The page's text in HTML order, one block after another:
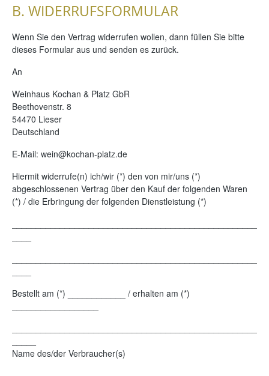
B. WIDERRUFSFORMULAR
Wenn Sie den Vertrag widerrufen wollen, dann füllen Sie bitte
dieses Formular aus und senden es zurück.
An
Weinhaus Kochan & Platz GbR
Beethovenstr. 8
54470 Lieser
Deutschland
E-Mail: wein@kochan-platz.de
Hiermit widerrufe(n) ich/wir (*) den von mir/uns (*)
abgeschlossenen Vertrag über den Kauf der folgenden Waren
(*) / die Erbringung der folgenden Dienstleistung (*)
Bestellt am (*) ____________ / erhalten am (*)
Name des/der Verbraucher(s)